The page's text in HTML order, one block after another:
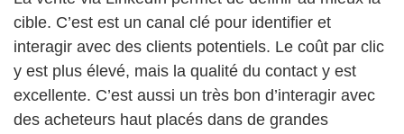
cible. C’est est un canal clé pour identifier et
interagir avec des clients potentiels. Le coût par clic
y est plus élevé, mais la qualité du contact y est
excellente. C’est aussi un très bon d’interagir avec
des acheteurs haut placés dans de grandes